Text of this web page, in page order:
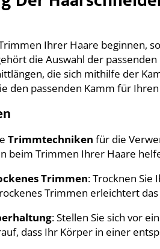
Ihrer Haare beginnen,
die Auswahl der passenden
die sich mithilfe der
den passenden Kamm für
Trimmtechniken für die
beim Trimmen Ihrer Haare
Trimmen: Trocknen Sie
Trimmen erleichtert
: Stellen Sie sich vor
dass Ihr Körper in einer